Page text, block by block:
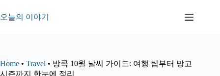
문
뛰
오늘의 이야기
Home • Travel • 방콕 10월 날씨 가이드: 여행 팁부터 망고
시즌까지 한눈에 정리